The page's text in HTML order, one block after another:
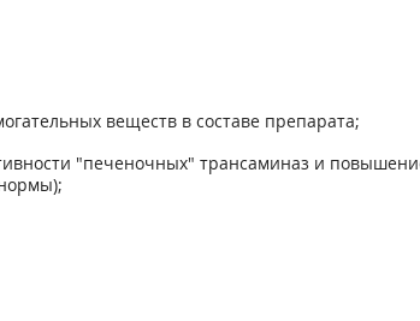
веществ в составе препарата;
"печеночных" трансаминаз и